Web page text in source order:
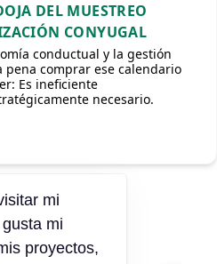
DEL MUESTREO
CONYUGAL
conductual y la gestión
pena comprar ese calendario
Es ineficiente
necesario.
Next »